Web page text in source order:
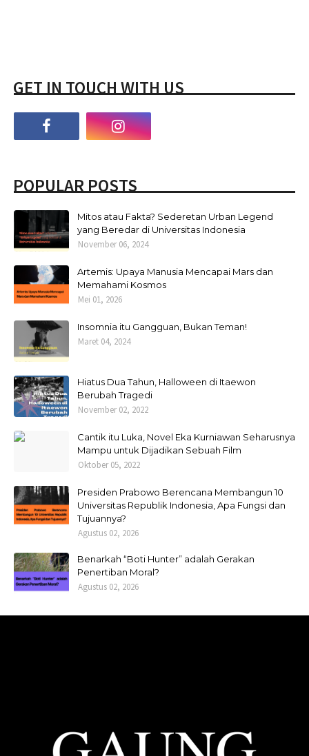
GET IN TOUCH WITH US
POPULAR POSTS
Mitos atau Fakta? Sederetan Urban Legend
yang Beredar di Universitas Indonesia
November 06, 2024
Artemis: Upaya Manusia Mencapai Mars dan
Memahami Kosmos
Mei 01, 2026
Insomnia itu Gangguan, Bukan Teman!
Maret 04, 2024
Hiatus Dua Tahun, Halloween di Itaewon
Berubah Tragedi
November 02, 2022
Cantik itu Luka, Novel Eka Kurniawan Seharusnya
Mampu untuk Dijadikan Sebuah Film
Oktober 05, 2022
Presiden Prabowo Berencana Membangun 10
Universitas Republik Indonesia, Apa Fungsi dan
Tujuannya?
Agustus 02, 2026
Benarkah “Boti Hunter” adalah Gerakan
Penertiban Moral?
Agustus 02, 2026